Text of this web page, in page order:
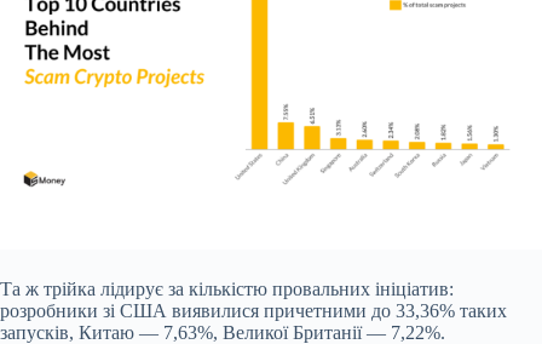
Та ж трійка лідирує за кількістю провальних ініціатив:
розробники зі США виявилися причетними до 33,36% таких
запусків, Китаю — 7,63%, Великої Британії — 7,22%.